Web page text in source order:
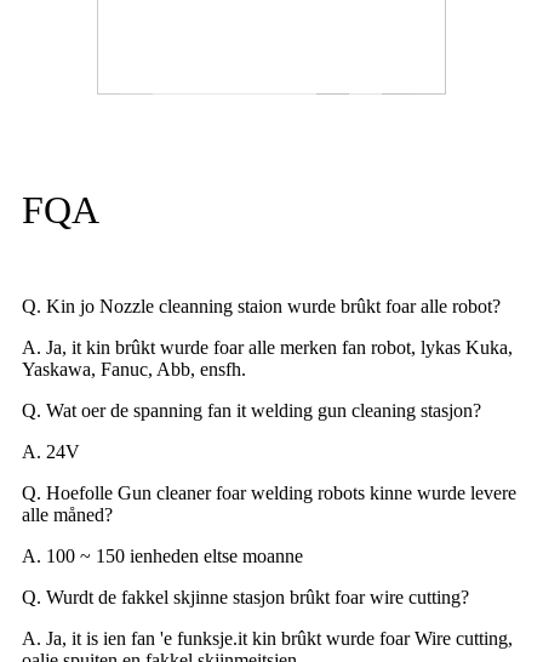
FQA
Q. Kin jo Nozzle cleanning staion wurde brûkt foar alle robot?
A. Ja, it kin brûkt wurde foar alle merken fan robot, lykas Kuka,
Yaskawa, Fanuc, Abb, ensfh.
Q. Wat oer de spanning fan it welding gun cleaning stasjon?
A. 24V
Q. Hoefolle Gun cleaner foar welding robots kinne wurde levere
alle måned?
A. 100 ~ 150 ienheden eltse moanne
Q. Wurdt de fakkel skjinne stasjon brûkt foar wire cutting?
A. Ja, it is ien fan 'e funksje.it kin brûkt wurde foar Wire cutting,